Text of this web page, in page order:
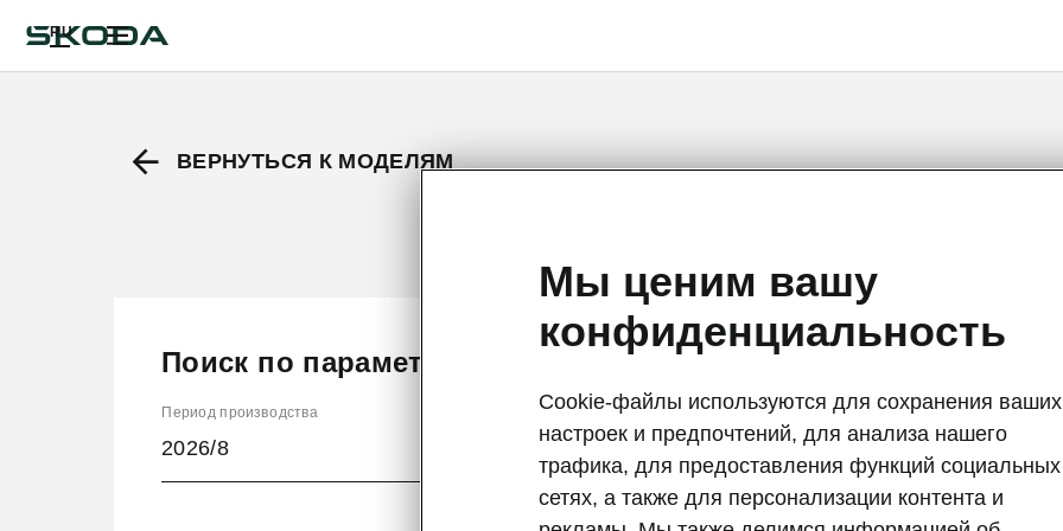
RU
ВЕРНУТЬСЯ К МОДЕЛЯМ
Поиск по параметрам
Период производства
2026/8
Рынок
Прочее
Мы ценим вашу
конфиденциальность
Cookie-файлы используются для сохранения ваших
настроек и предпочтений, для анализа нашего
трафика, для предоставления функций социальных
сетях, а также для персонализации контента и